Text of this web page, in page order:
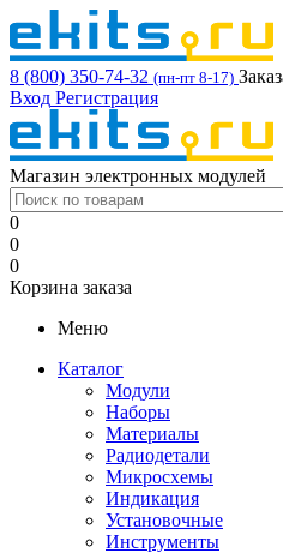
8 (800) 350-74-32 (пн-пт 8-17)
Вход Регистрация
Магазин электронных модулей
0
0
0
Корзина заказа
Меню
Каталог
Модули
Наборы
Материалы
Радиодетали
Микросхемы
Индикация
Установочные
Инструменты